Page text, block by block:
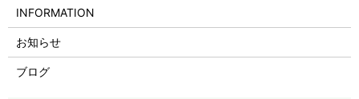
INFORMATION
お知らせ
ブログ